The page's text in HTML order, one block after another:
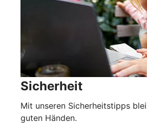
Sicherheit
Mit unseren Sicherheitstipps
guten Händen.